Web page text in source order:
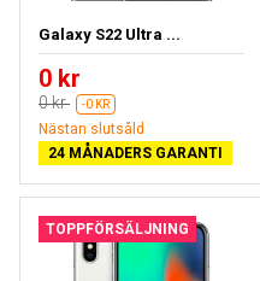
Galaxy S22 Ultra ...
0 kr
0 kr -0 KR
Nästan slutsåld
24 MÅNADERS GARANTI
TOPPFÖRSÄLJNING